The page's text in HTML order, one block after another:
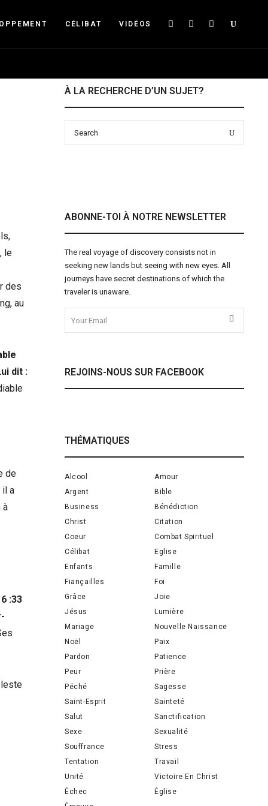
CÉLIBAT VIDÉOS
le
des
au
dit :
de
il a
à
:33
À LA RECHERCHE D’UN SUJET?
Search
ABONNE-TOI À NOTRE NEWSLETTER
The real voyage of discovery consists not in
seeking new lands but seeing with new eyes. All
journeys have secret destinations of which the
traveler is unaware.
REJOINS-NOUS SUR FACEBOOK
THÉMATIQUES
Alcool
Amour
Argent
Bible
Business
Bénédiction
Christ
Citation
Coeur
Combat Spirituel
Célibat
Eglise
Enfants
Famille
Fiançailles
Foi
Grâce
Joie
Jésus
Lumière
Mariage
Nouvelle Naissance
Noël
Paix
Pardon
Patience
Peur
Prière
Péché
Sagesse
Saint-Esprit
Sainteté
Salut
Sanctification
Sexe
Sexualité
Souffrance
Stress
Tentation
Travail
Unité
Victoire En Christ
Échec
Église